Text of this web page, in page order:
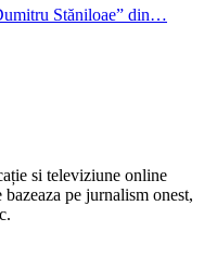
Stăniloae” din…
si televiziune online
pe jurnalism onest,